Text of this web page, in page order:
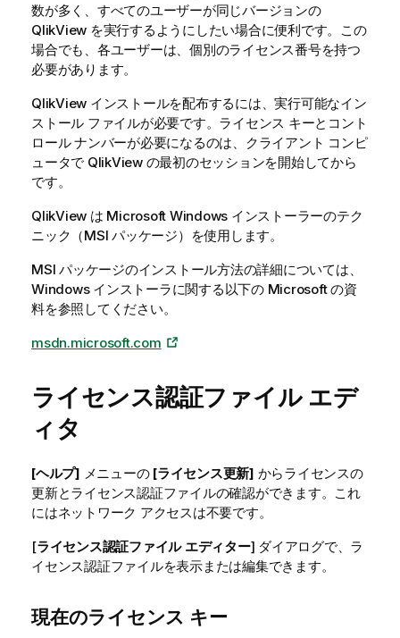
数が多く、すべてのユーザーが同じバージョンの
QlikView を実行するようにしたい場合に便利です。この
場合でも、各ユーザーは、個別のライセンス番号を持つ
必要があります。
QlikView インストールを配布するには、実行可能なイン
ストール ファイルが必要です。ライセンス キーとコント
ロール ナンバーが必要になるのは、クライアント コンピ
ュータで QlikView の最初のセッションを開始してから
です。
QlikView は Microsoft Windows インストーラーのテク
ニック（MSI パッケージ）を使用します。
MSI パッケージのインストール方法の詳細については、
Windows インストーラに関する以下の Microsoft の資
料を参照してください。
msdn.microsoft.com
ライセンス認証ファイル エデ
ィタ
[ヘルプ] メニューの [ライセンス更新] からライセンスの
更新とライセンス認証ファイルの確認ができます。これ
にはネットワーク アクセスは不要です。
[ライセンス認証ファイル エディター] ダイアログで、ラ
イセンス認証ファイルを表示または編集できます。
現在のライセンス キー